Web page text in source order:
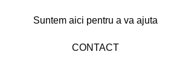
Suntem aici pentru a va ajuta
CONTACT